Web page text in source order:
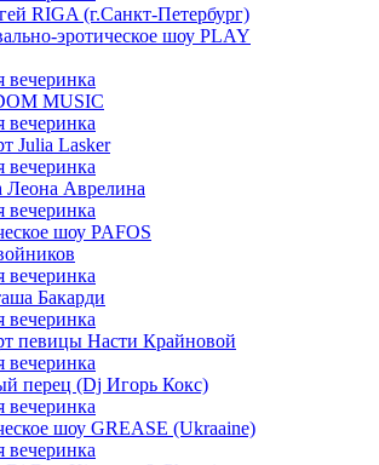
RIGA (г.Санкт-Петербург)
эротическое шоу PLAY
вечеринка
MUSIC
вечеринка
Julia Lasker
вечеринка
Леона Аврелина
вечеринка
шоу PAFOS
вечеринка
Бакарди
вечеринка
певицы Насти Крайновой
вечеринка
перец (Dj Игорь Кокс)
вечеринка
шоу GREASE (Ukraaine)
вечеринка